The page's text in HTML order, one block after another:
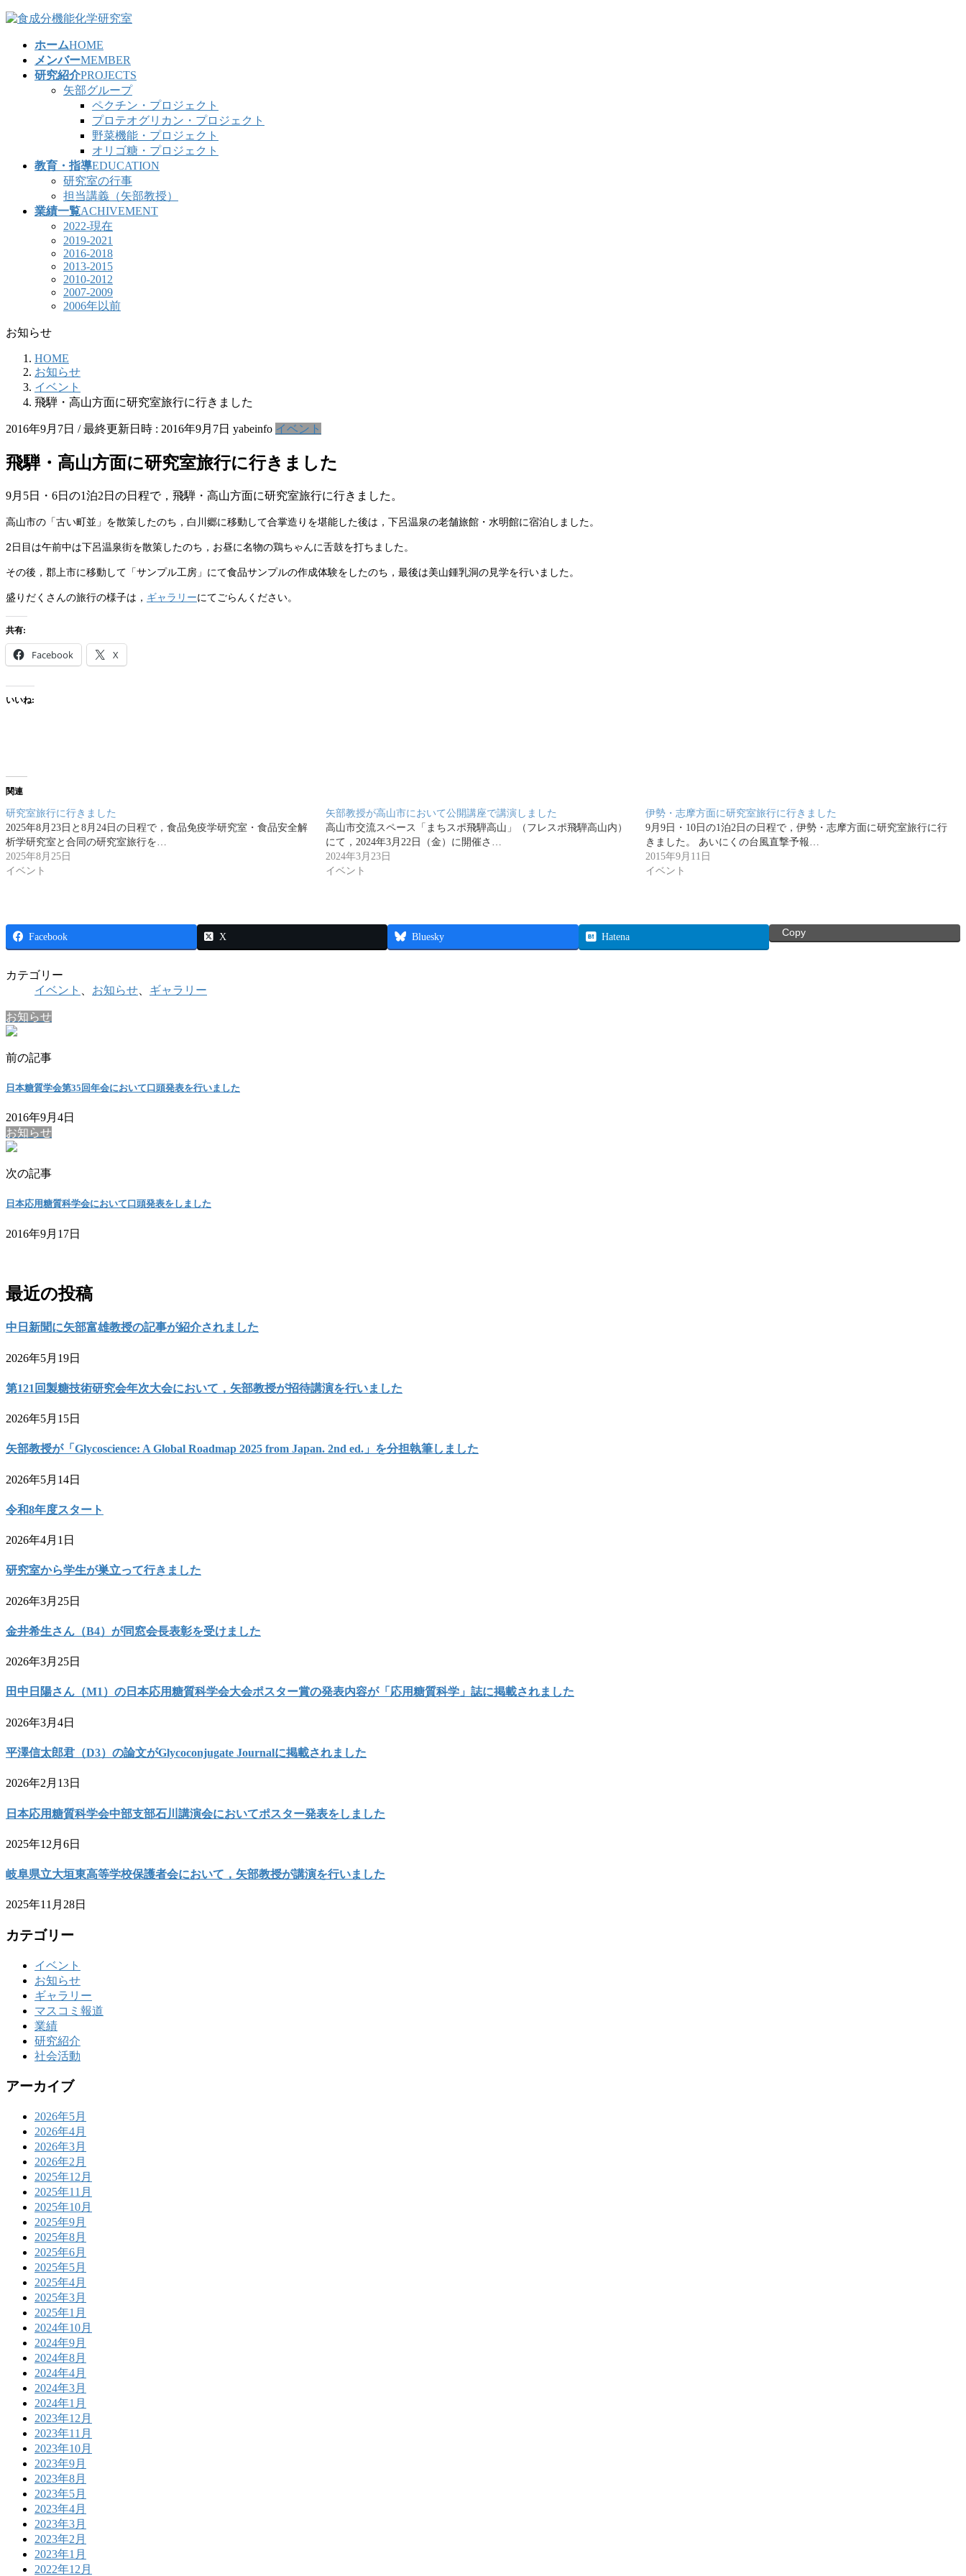
コ
ナ
ホームHOME
メンバーMEMBER
研究紹介PROJECTS
矢部グループ
ペクチン・プロジェクト
プロテオグリカン・プロジェクト
野菜機能・プロジェクト
オリゴ糖・プロジェクト
教育・指導EDUCATION
研究室の行事
担当講義（矢部教授）
業績一覧ACHIVEMENT
2022-現在
2019-2021
2016-2018
2013-2015
2010-2012
2007-2009
2006年以前
お知らせ
HOME
お知らせ
イベント
飛騨・高山方面に研究室旅行に行きました
2016年9月7日 / 最終更新日時 : 2016年9月7日 yabeinfo イベント
飛騨・高山方面に研究室旅行に行きました
9月5日・6日の1泊2日の日程で，飛騨・高山方面に研究室旅行に行きました。
高山市の「古い町並」を散策したのち，白川郷に移動して合掌造りを堪能した後は，下呂温泉の老舗旅館・水明館に宿泊しました。
2日目は午前中は下呂温泉街を散策したのち，お昼に名物の鶏ちゃんに舌鼓を打ちました。
その後，郡上市に移動して「サンプル工房」にて食品サンプルの作成体験をしたのち，最後は美山鍾乳洞の見学を行いました。
盛りだくさんの旅行の様子は， ギャラリーにてごらんください。
共有:
Facebook X
いいね:
関連
研究室旅行に行きました
2025年8月23日と8月24日の日程で，食品免疫学研究室・食品安全解
析学研究室と合同の研究室旅行を…
2025年8月25日
イベント
矢部教授が高山市において公開講座で講演しました
高山市交流スペース「まちスポ飛騨高山」（フレスポ飛騨高山内）
にて，2024年3月22日（金）に開催さ…
2024年3月23日
イベント
伊勢・志摩方面に研究室旅行に行きました
9月9日・10日の1泊2日の日程で，伊勢・志摩方面に研究室旅行に行
きました。 あいにくの台風直撃予報…
2015年9月11日
イベント
Facebook X Bluesky Hatena Copy
カテゴリー
イベント
お知らせ ギャラリー
お知らせ
前の記事
日本糖質学会第35回年会において口頭発表を行いました
2016年9月4日
お知らせ
次の記事
日本応用糖質科学会において口頭発表をしました
2016年9月17日
最近の投稿
中日新聞に矢部富雄教授の記事が紹介されました
2026年5月19日
第121回製糖技術研究会年次大会において，矢部教授が招待講演を行いました
2026年5月15日
矢部教授が「Glycoscience: A Global Roadmap 2025 from Japan. 2nd ed.」を分担執筆しました
2026年5月14日
令和8年度スタート
2026年4月1日
研究室から学生が巣立って行きました
2026年3月25日
金井希生さん（B4）が同窓会長表彰を受けました
2026年3月25日
田中日陽さん（M1）の日本応用糖質科学会大会ポスター賞の発表内容が「応用糖質科学」誌に掲載されました
2026年3月4日
平澤信太郎君（D3）の論文がGlycoconjugate Journalに掲載されました
2026年2月13日
日本応用糖質科学会中部支部石川講演会においてポスター発表をしました
2025年12月6日
岐阜県立大垣東高等学校保護者会において，矢部教授が講演を行いました
2025年11月28日
カテゴリー
イベント
お知らせ
ギャラリー
マスコミ報道
業績
研究紹介
社会活動
アーカイブ
2026年5月
2026年4月
2026年3月
2026年2月
2025年12月
2025年11月
2025年10月
2025年9月
2025年8月
2025年6月
2025年5月
2025年4月
2025年3月
2025年1月
2024年10月
2024年9月
2024年8月
2024年4月
2024年3月
2024年1月
2023年12月
2023年11月
2023年10月
2023年9月
2023年8月
2023年5月
2023年4月
2023年3月
2023年2月
2023年1月
2022年12月